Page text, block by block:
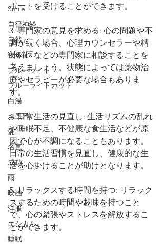
Smile
自律神経
自然
寝る前
ブルーライト
ブルーライトカット
白湯
お風呂
愛
名言
成功
雨
映画
洋服
エシカル
睡眠
ポートを受けることができます。
3. 専門家の意見を求める: 心の問題や不
調が続く場合、心理カウンセラーや精
神科医などの専門家に相談することを
考えましょう。状態によっては薬物治
療やセラピーが必要な場合もありま
す。
4. 日常生活の見直し: 生活リズムの乱れ
や睡眠不足、不健康な食生活などが原
因で心が不調になることもあります。
日常の生活習慣を見直し、健康的な生
活を心掛けることが助けとなります。
5. リラックスする時間を持つ: リラック
スするための時間や趣味を持つこと
で、心の緊張やストレスを解放するこ
とができます。